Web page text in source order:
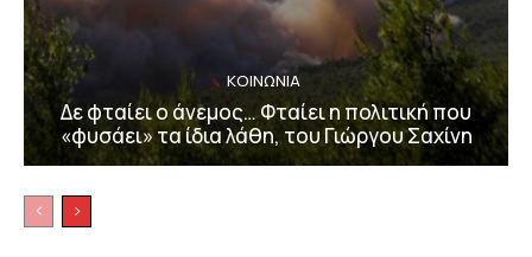
ΚΟΙΝΩΝΙΑ
Δε φταίει ο άνεμος… Φταίει η πολιτική που
«φυσάει» τα ίδια λάθη, του Γιώργου Σαχίνη